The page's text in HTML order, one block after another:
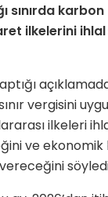
sınırda karbon
ilkelerini
vergisini
ilkeleri
ve ekonomik